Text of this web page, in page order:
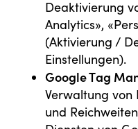
Deaktivierung
Analytics»,
(Aktivierung /
Einstellungen).
Google T ag
Verwaltung von
und